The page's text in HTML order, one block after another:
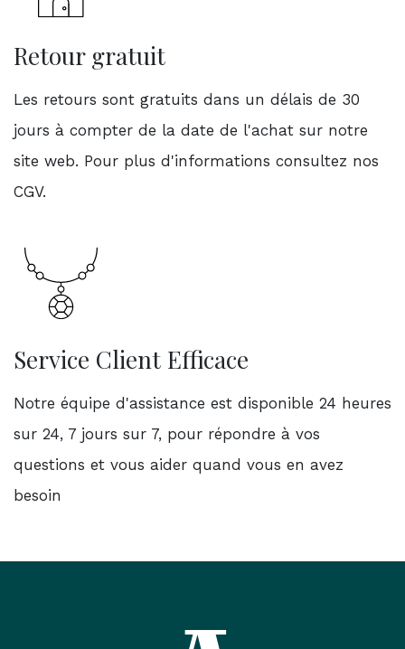
Retour gratuit
Les retours sont gratuits dans un délais de 30
jours à compter de la date de l'achat sur notre
site web. Pour plus d'informations consultez nos
CGV.
Service Client Efficace
Notre équipe d'assistance est disponible 24 heures
sur 24, 7 jours sur 7, pour répondre à vos
questions et vous aider quand vous en avez
besoin